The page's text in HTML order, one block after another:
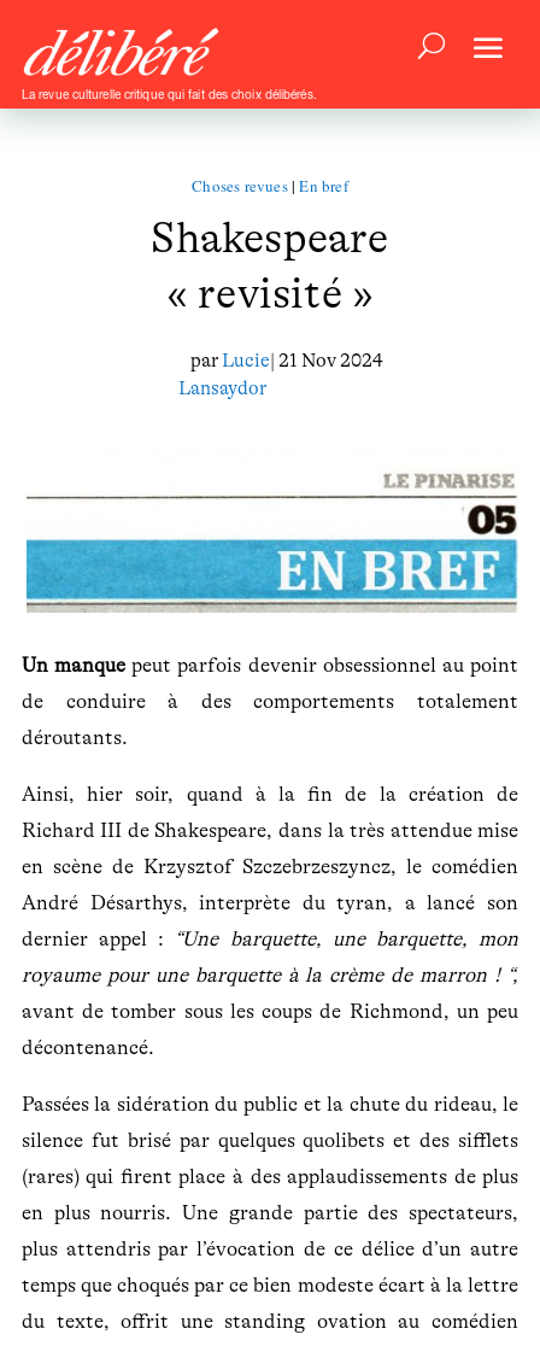
La revue culturelle critique qui fait des choix délibérés.
Choses revues|En bref
Shakespeare
« revisité »
parLucie
Lansaydor
| 21 Nov 2024
Un manque peut parfois devenir obsessionnel au point
de conduire à des comportements totalement
déroutants.
Ainsi, hier soir, quand à la fin de la création de
Richard III de Shakespeare, dans la très attendue mise
en scène de Krzysztof Szczebrzeszyncz, le comédien
André Désarthys, interprète du tyran, a lancé son
dernier appel :
“Une barquette, une barquette, mon
royaume pour une barquette à la crème de marron ! “,
avant de tomber sous les coups de Richmond, un peu
décontenancé.
Passées la sidération du public et la chute du rideau, le
silence fut brisé par quelques quolibets et des sifflets
(rares) qui firent place à des applaudissements de plus
en plus nourris. Une grande partie des spectateurs,
plus attendris par l’évocation de ce délice d’un autre
temps que choqués par ce bien modeste écart à la lettre
du texte, offrit une standing ovation au comédien